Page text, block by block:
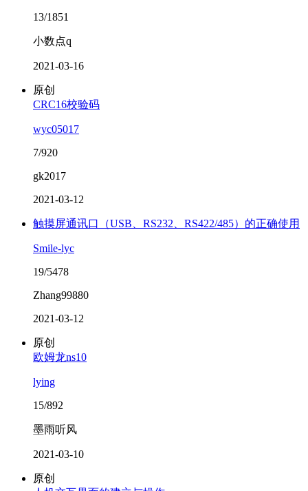
13/1851
小数点q
2021-03-16
原创
CRC16校验码
wyc05017
7/920
gk2017
2021-03-12
触摸屏通讯口（USB、RS232、RS422/485）的正确使用
Smile-lyc
19/5478
Zhang99880
2021-03-12
原创
欧姆龙ns10
lying
15/892
墨雨听风
2021-03-10
原创